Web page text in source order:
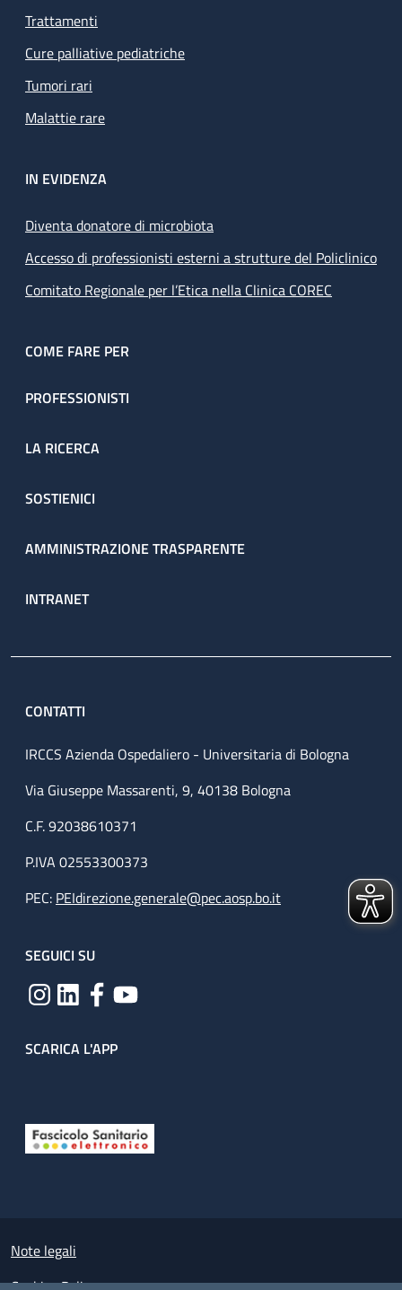
Trattamenti
Cure palliative pediatriche
Tumori rari
Malattie rare
IN EVIDENZA
Diventa donatore di microbiota
Accesso di professionisti esterni a strutture del Policlinico
Comitato Regionale per l’Etica nella Clinica COREC
COME FARE PER
PROFESSIONISTI
LA RICERCA
SOSTIENICI
AMMINISTRAZIONE TRASPARENTE
INTRANET
CONTATTI
IRCCS Azienda Ospedaliero - Universitaria di Bologna
Via Giuseppe Massarenti, 9, 40138 Bologna
C.F. 92038610371
P.IVA 02553300373
PEC: PEIdirezione.generale@pec.aosp.bo.it
SEGUICI SU
SCARICA L'APP
Small prints
Note legali